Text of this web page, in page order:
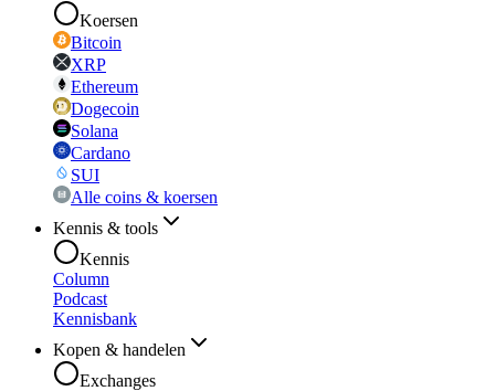
Koersen
Bitcoin
XRP
Ethereum
Dogecoin
Solana
Cardano
SUI
Alle coins & koersen
Kennis & tools
Kennis
Column
Podcast
Kennisbank
Kopen & handelen
Exchanges